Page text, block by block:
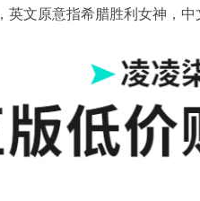
，英文原意指希腊胜利女神，